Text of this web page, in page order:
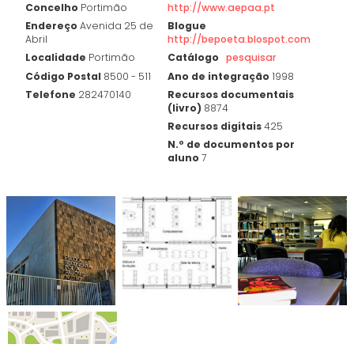
Concelho Portimão
Endereço Avenida 25 de
Abril
Localidade Portimão
Código Postal 8500 - 511
Telefone 282470140
http://www.aepaa.pt
Blogue
http://bepoeta.blospot.com
Catálogo pesquisar
Ano de integração 1998
Recursos documentais
(livro) 8874
Recursos digitais425
N.º de documentos por
aluno 7